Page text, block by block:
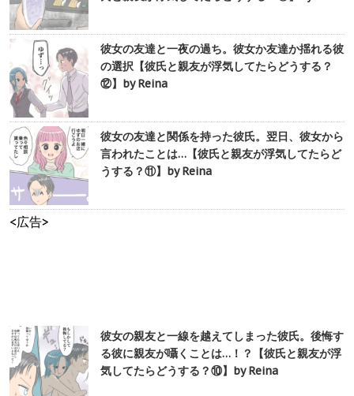
彼女の友達と一夜の過ち。彼女か友達か揺れる彼
の選択【彼氏と親友が浮気してたらどうする？
⑫】by Reina
彼女の友達と関係を持った彼氏。翌日、彼女から
言われたことは…【彼氏と親友が浮気してたらど
うする？⑪】by Reina
<広告>
彼女の親友と一線を越えてしまった彼氏。後悔す
る彼に親友が囁くことは…！？【彼氏と親友が浮
気してたらどうする？⑩】by Reina